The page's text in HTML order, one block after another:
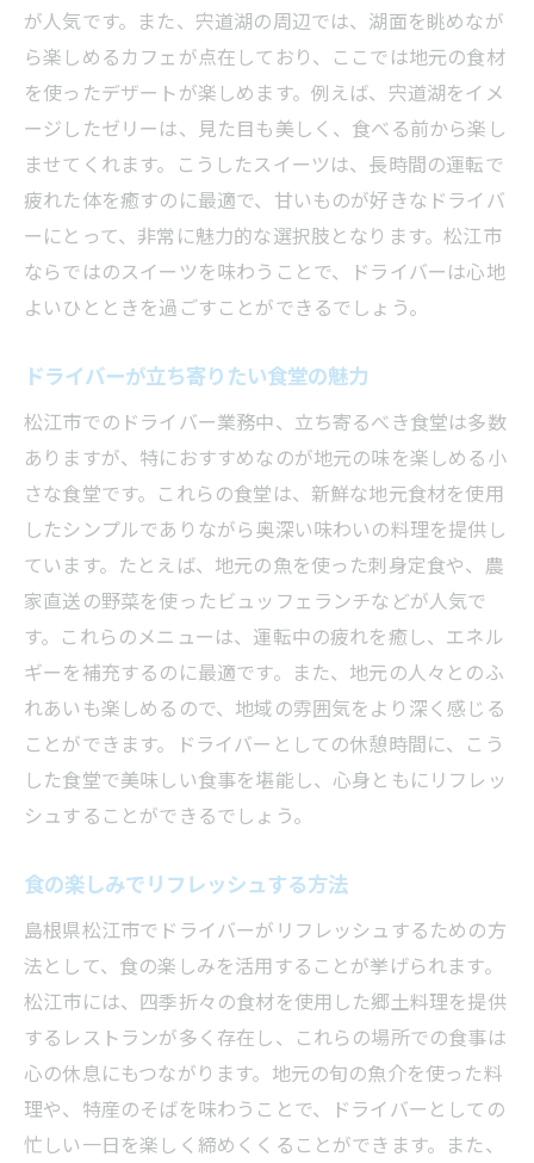
が人気です。また、宍道湖の周辺では、湖面を眺めなが
ら楽しめるカフェが点在しており、ここでは地元の食材
を使ったデザートが楽しめます。例えば、宍道湖をイメ
ージしたゼリーは、見た目も美しく、食べる前から楽し
ませてくれます。こうしたスイーツは、長時間の運転で
疲れた体を癒すのに最適で、甘いものが好きなドライバ
ーにとって、非常に魅力的な選択肢となります。松江市
ならではのスイーツを味わうことで、ドライバーは心地
よいひとときを過ごすことができるでしょう。
ドライバーが立ち寄りたい食堂の魅力
松江市でのドライバー業務中、立ち寄るべき食堂は多数
ありますが、特におすすめなのが地元の味を楽しめる小
さな食堂です。これらの食堂は、新鮮な地元食材を使用
したシンプルでありながら奥深い味わいの料理を提供し
ています。たとえば、地元の魚を使った刺身定食や、農
家直送の野菜を使ったビュッフェランチなどが人気で
す。これらのメニューは、運転中の疲れを癒し、エネル
ギーを補充するのに最適です。また、地元の人々とのふ
れあいも楽しめるので、地域の雰囲気をより深く感じる
ことができます。ドライバーとしての休憩時間に、こう
した食堂で美味しい食事を堪能し、心身ともにリフレッ
シュすることができるでしょう。
食の楽しみでリフレッシュする方法
島根県松江市でドライバーがリフレッシュするための方
法として、食の楽しみを活用することが挙げられます。
松江市には、四季折々の食材を使用した郷土料理を提供
するレストランが多く存在し、これらの場所での食事は
心の休息にもつながります。地元の旬の魚介を使った料
理や、特産のそばを味わうことで、ドライバーとしての
忙しい一日を楽しく締めくくることができます。また、